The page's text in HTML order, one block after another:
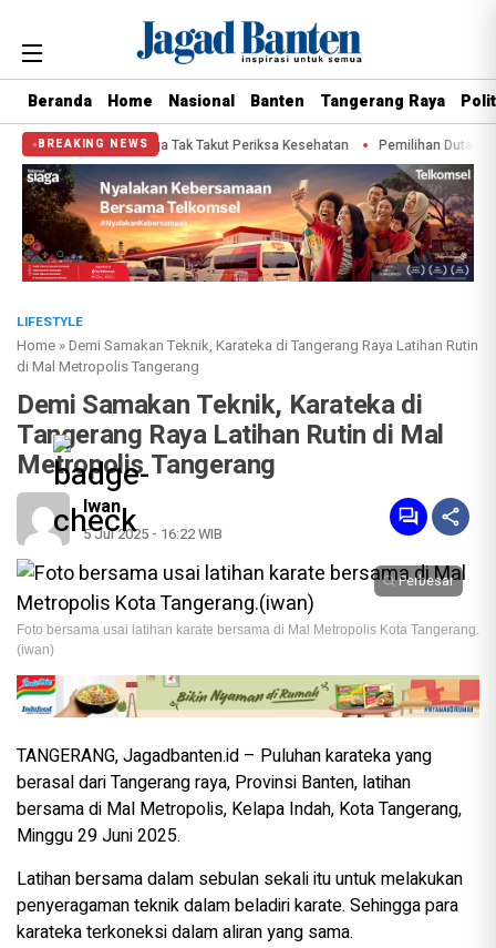
Beranda Home Nasional Banten Tangerang Raya
BREAKING NEWS
Ajak Warga Tak Takut Periksa Kesehatan Pemilihan Duta Baca Kota
LIFESTYLE
Home »Demi Samakan Teknik, Karateka di Tangerang Raya Latihan Rutin
di Mal Metropolis Tangerang
Demi Samakan Teknik, Karateka di
Tangerang Raya Latihan Rutin di Mal
Metropolis Tangerang
Iwan
5 Jul 2025 - 16:22 WIB
Perbesar
Foto bersama usai latihan karate bersama di Mal Metropolis Kota Tangerang.
(iwan)
TANGERANG, Jagadbanten.id – Puluhan karateka yang
berasal dari Tangerang raya, Provinsi Banten, latihan
bersama di Mal Metropolis, Kelapa Indah, Kota Tangerang,
Minggu 29 Juni 2025.
Latihan bersama dalam sebulan sekali itu untuk melakukan
penyeragaman teknik dalam beladiri karate. Sehingga para
karateka terkoneksi dalam aliran yang sama.